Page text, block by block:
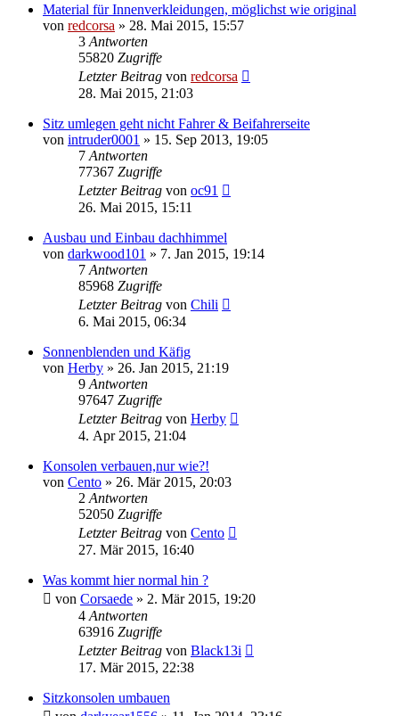
Material für Innenverkleidungen, möglichst wie original
von redcorsa » 28. Mai 2015, 15:57
3 Antworten
55820 Zugriffe
Letzter Beitrag von redcorsa
28. Mai 2015, 21:03
Sitz umlegen geht nicht Fahrer & Beifahrerseite
von intruder0001 » 15. Sep 2013, 19:05
7 Antworten
77367 Zugriffe
Letzter Beitrag von oc91
26. Mai 2015, 15:11
Ausbau und Einbau dachhimmel
von darkwood101 » 7. Jan 2015, 19:14
7 Antworten
85968 Zugriffe
Letzter Beitrag von Chili
6. Mai 2015, 06:34
Sonnenblenden und Käfig
von Herby » 26. Jan 2015, 21:19
9 Antworten
97647 Zugriffe
Letzter Beitrag von Herby
4. Apr 2015, 21:04
Konsolen verbauen,nur wie?!
von Cento » 26. Mär 2015, 20:03
2 Antworten
52050 Zugriffe
Letzter Beitrag von Cento
27. Mär 2015, 16:40
Was kommt hier normal hin ?
von Corsaede » 2. Mär 2015, 19:20
4 Antworten
63916 Zugriffe
Letzter Beitrag von Black13i
17. Mär 2015, 22:38
Sitzkonsolen umbauen